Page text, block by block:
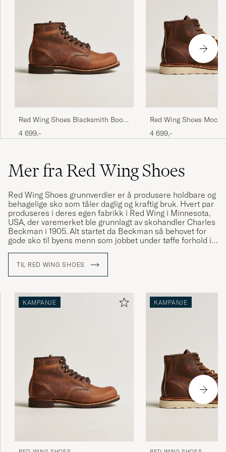
Red Wing Shoes Blacksmith Boot
Copper Rough/Though Leather
4 699,-
Red Wing Shoes Moc
Copper Rough/Though
4 699,-
Mer fra Red Wing Shoes
Red Wing Shoes grunnverdier er å produsere holdbare og
behagelige sko som tåler daglig og kraftig bruk. Hvert par
produseres i deres egen fabrikk i Red Wing i Minnesota,
USA, der varemerket ble grunnlagt av skohandler Charles
Beckman i 1905. Alt startet da Beckman så behovet for
gode sko til byens menn som jobbet under tøffe forhold i
hardt arbeidende menn på oljefeltene i Midtøsten og
stilbevisste menn i hele verden.
TIL RED WING SHOES
KAMPANJE KAMPANJE